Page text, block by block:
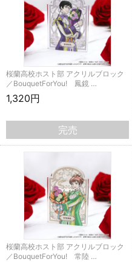
桜蘭高校ホスト部 アクリルブロック
／BouquetForYou! 鳳鏡 …
1,320円
完売
桜蘭高校ホスト部 アクリルブロック
／BouquetForYou! 常陸 …